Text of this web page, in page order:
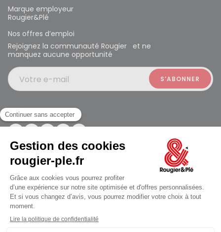
ouvert à 10:00
Marque employeur
Rougier&Plé
Nos offres d’emploi
Rejoignez la communauté Rougier et ne
manquez aucune opportunité
Votre e-mail
Suivez-nous
Rougier et Plé 2024 Copyright
Mentions légales